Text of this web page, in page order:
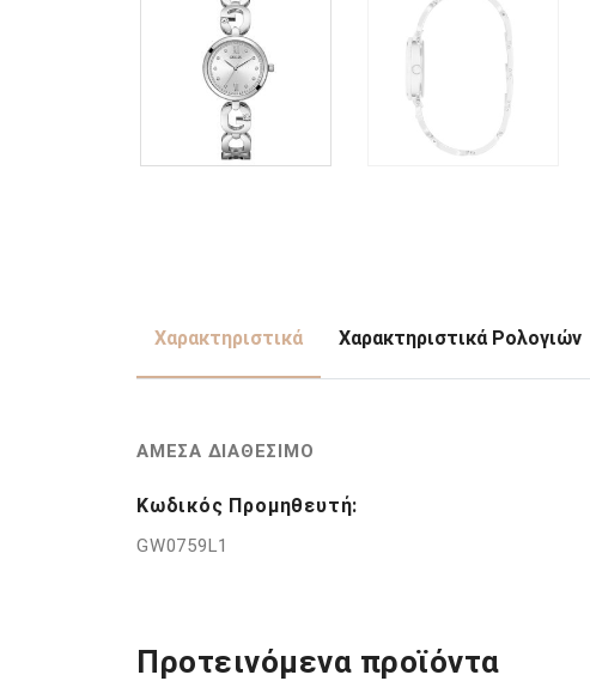
Χαρακτηριστικά Χαρακτηριστικά Ρολογιών
ΑΜΕΣΑ ΔΙΑΘΕΣΙΜΟ
Κωδικός Προμηθευτή:
GW0759L1
Προτεινόμενα προϊόντα